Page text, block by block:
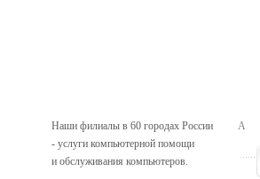
Наши филиалы в 60 городах России
- услуги компьютерной помощи
и обслуживания компьютеров.
А